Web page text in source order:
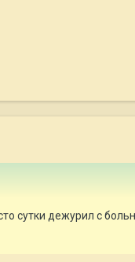
сутки дежурил с